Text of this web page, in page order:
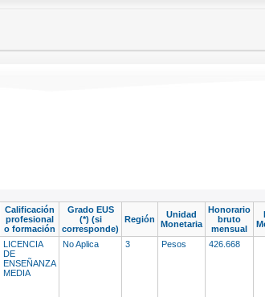
Calificación
profesional
o formación
Grado EUS
(*) (si
corresponde)
Región
Unidad
Monetaria
Honorario
bruto
mensual
LICENCIA
DE
ENSEÑANZA
MEDIA
No Aplica 3 Pesos 426.668